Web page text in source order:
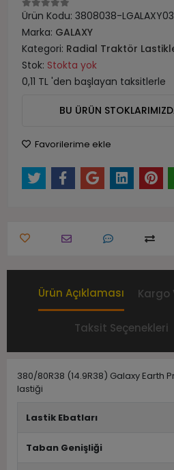
Ürün Kodu: 3808038-
Marka: GALAXY
Kategori: Radial Traktör
Stok: Stokta yok
0,11 TL 'den başlayan taksitlerle
BU ÜRÜN
Favorilerime ekle
Ürün Açıklaması Kargo
Taksit Seçenekleri
380/80R38 (14.9R38) Galaxy Earth
lastiği
Lastik Ebatları
Taban Genişliği